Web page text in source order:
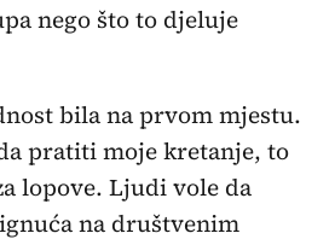
nego što to djeluje
bila na prvom mjestu.
pratiti moje kretanje, to
lopove. Ljudi vole da
na društvenim